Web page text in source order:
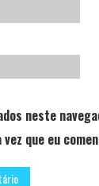
neste
que eu